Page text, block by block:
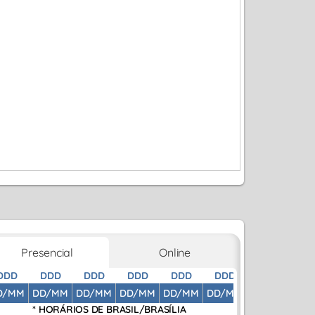
Presencial Online
MM
DDD
DD/MM
DDD
DD/MM
DDD
DD/MM
DDD
DD/MM
DDD
DD/MM
* HORÁRIOS DE BRASIL/BRASÍLIA